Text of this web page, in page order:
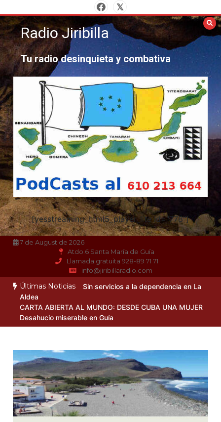
al
contenidoRadio Jiribilla
Tu radio desinquieta y combativa
[yesstreaming_html5_player_lite id="778"]
7 de August de 2026
Atdo.6 Santa María de Guía
Llamada gratuita 928-89 71 71
info@jiribillaradio.com
Últimas Noticias
Sin servicios a la dependencia en La
Aldea
CARTA ABIERTA AL MUNDO: DESDE CUBA UNA MUJER
Desahucio miserable en Guía